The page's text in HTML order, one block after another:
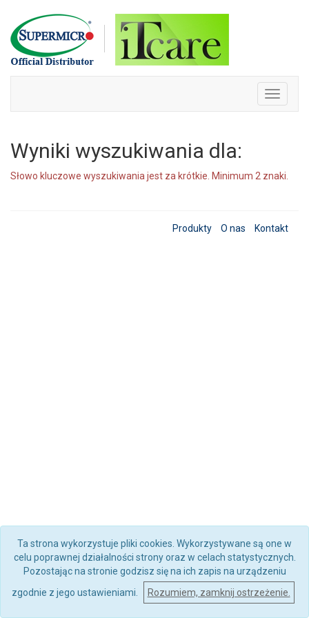
Skip
to
content
Toggle
Wyniki wyszukiwania dla:
Słowo kluczowe wyszukiwania jest za krótkie. Minimum 2 znaki.
Produkty O nas Kontakt
Ta strona wykorzystuje pliki cookies. Wykorzystywane są one w
celu poprawnej działalności strony oraz w celach statystycznych.
Pozostając na stronie godzisz się na ich zapis na urządzeniu
zgodnie z jego ustawieniami.
Rozumiem, zamknij ostrzeżenie.